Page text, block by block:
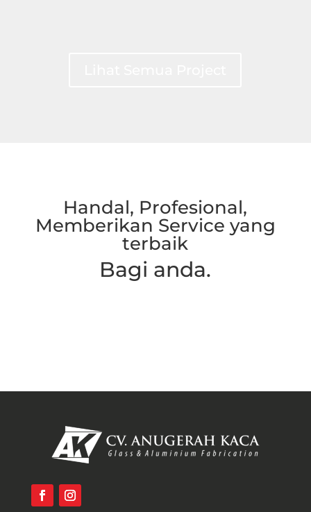
Handal, Profesional,
Memberikan Service yang
terbaik
Bagi anda.